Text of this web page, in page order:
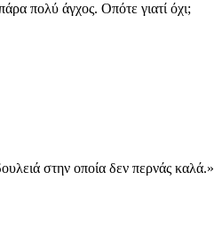
πολύ άγχος. Οπότε γιατί όχι;
στην οποία δεν περνάς καλά.»